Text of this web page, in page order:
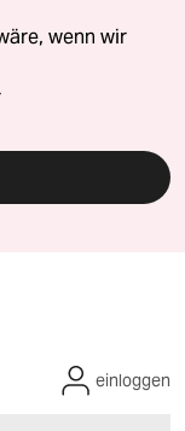
wenn wir
einloggen